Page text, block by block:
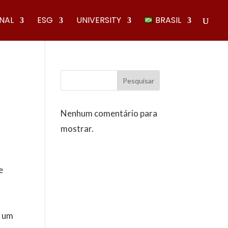
ESG UNIVERSITY BRASIL
Pesquisar
Nenhum comentário para
mostrar.